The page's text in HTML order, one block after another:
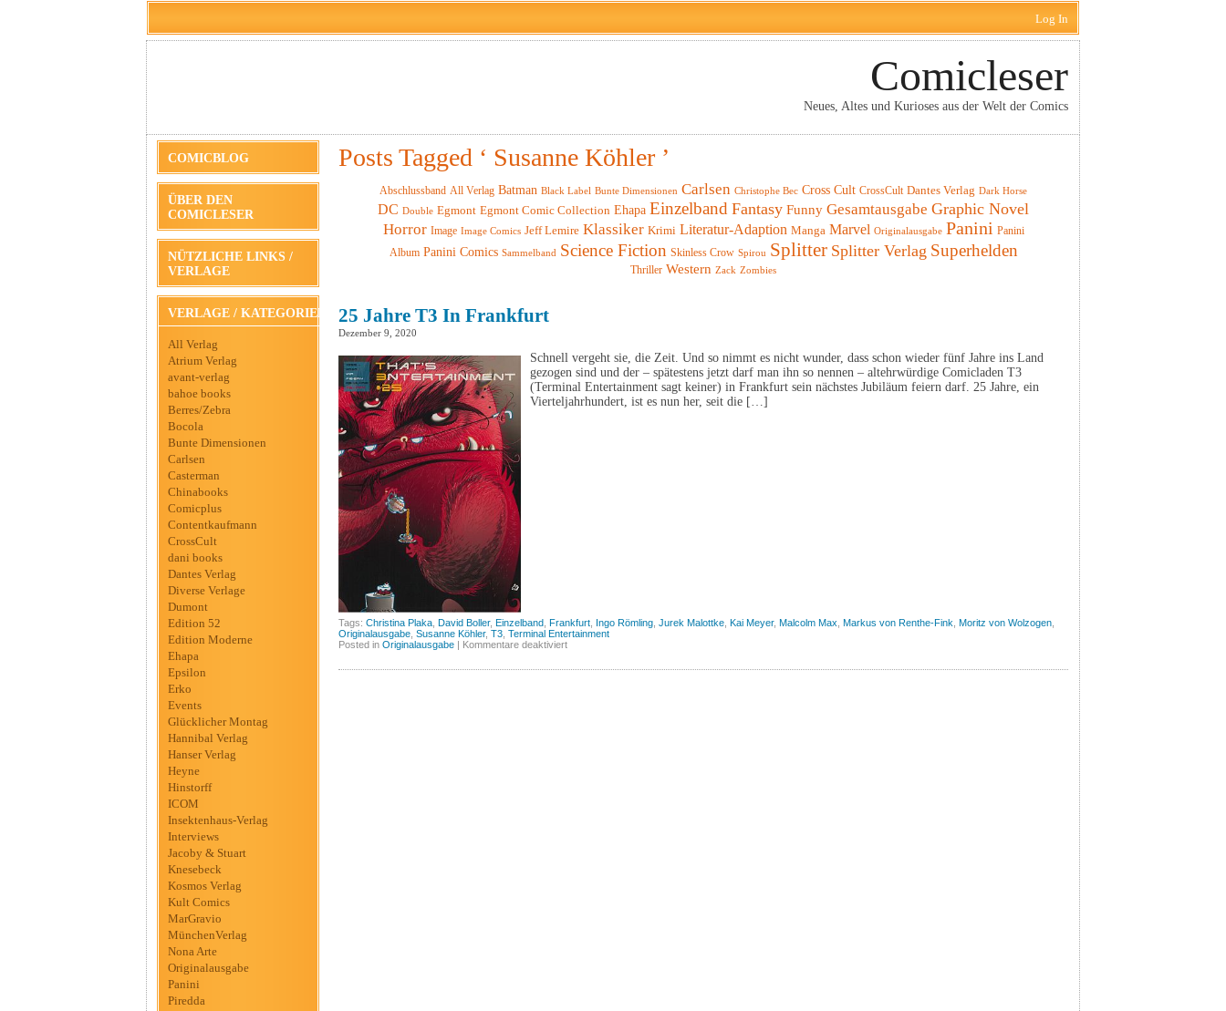
Log In
Comicleser
Neues, Altes und Kurioses aus der Welt der Comics
COMICBLOG
ÜBER DEN
COMICLESER
NÜTZLICHE LINKS /
VERLAGE
VERLAGE / KATEGORIEN
All Verlag
Atrium Verlag
avant-verlag
bahoe books
Berres/Zebra
Bocola
Bunte Dimensionen
Carlsen
Casterman
Chinabooks
Comicplus
Contentkaufmann
CrossCult
dani books
Dantes Verlag
Diverse Verlage
Dumont
Edition 52
Edition Moderne
Ehapa
Epsilon
Erko
Events
Glücklicher Montag
Hannibal Verlag
Hanser Verlag
Heyne
Hinstorff
ICOM
Insektenhaus-Verlag
Interviews
Jacoby & Stuart
Knesebeck
Kosmos Verlag
Kult Comics
MarGravio
MünchenVerlag
Nona Arte
Originalausgabe
Panini
Piredda
Posts Tagged ‘ Susanne Köhler ’
Abschlussband All Verlag Batman Black Label Bunte Dimensionen Carlsen Christophe Bec Cross Cult CrossCult Dantes Verlag Dark Horse
DC Double Egmont Egmont Comic Collection Ehapa Einzelband Fantasy Funny Gesamtausgabe Graphic Novel
Horror Image Image Comics Jeff Lemire Klassiker Krimi Literatur-Adaption Manga Marvel Originalausgabe Panini Panini
Album Panini Comics Sammelband Science Fiction Skinless Crow Spirou Splitter Splitter Verlag Superhelden
Thriller Western Zack Zombies
25 Jahre T3 In Frankfurt
Dezember 9, 2020
Schnell vergeht sie, die Zeit. Und so nimmt es nicht wunder, dass schon wieder fünf Jahre ins Land
gezogen sind und der – spätestens jetzt darf man ihn so nennen – altehrwürdige Comicladen T3
(Terminal Entertainment sagt keiner) in Frankfurt sein nächstes Jubiläum feiern darf. 25 Jahre, ein
Vierteljahrhundert, ist es nun her, seit die […]
Tags: Christina Plaka David Boller, Einzelband Frankfurt Ingo Römling Jurek Malottke Kai Meyer, Malcolm Max Markus von Renthe-Fink Moritz von Wolzogen
Originalausgabe Susanne Köhler, T3 Terminal Entertainment
Posted in Originalausgabe | Kommentare deaktiviertfür